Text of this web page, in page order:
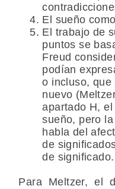
El sueño
El trabajo de
puntos se
Freud
podían
o incluso, que
nuevo
apartado H,
sueño, pero
habla del
de
de significado.
Para Meltzer, el